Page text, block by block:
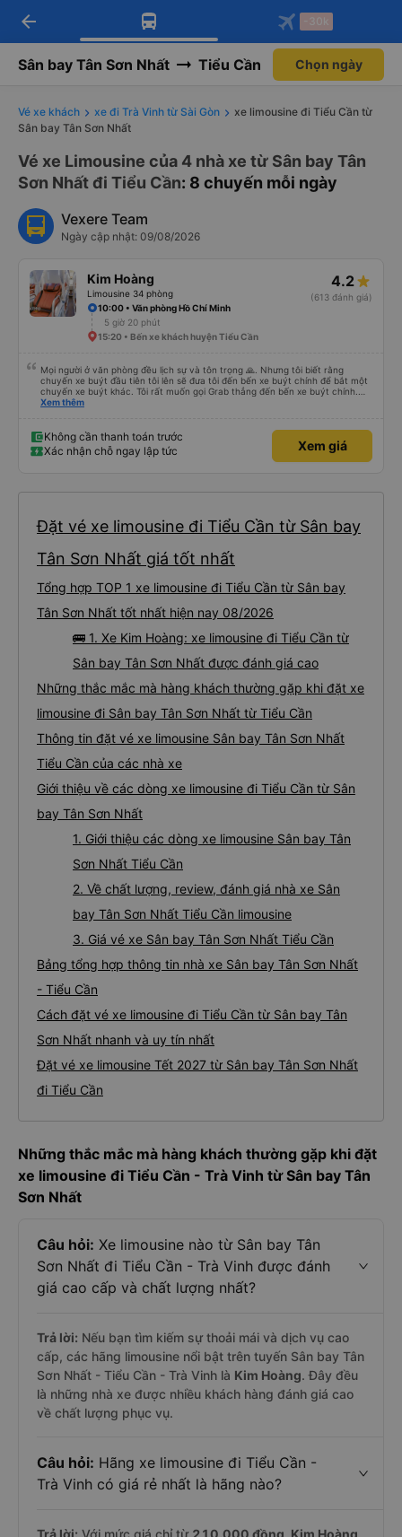
Tải app Vexere ngay!
Nhận ưu đãi thành viên độc
Mở app
Tải app Vexere
-30k/ghế khi đặt vé máy bay qua
Mở app
arrow_back -30k
Sân bay Tân Sơn Nhất Tiểu Cần Chọn ngày
Vé xe khách xe đi Trà Vinh từ Sài Gòn
xe limousine đi Tiểu Cần từ
Sân bay Tân Sơn Nhất
Vé xe Limousine của 4 nhà xe từ Sân bay Tân
Sơn Nhất đi Tiểu Cần: 8 chuyến mỗi ngày
Vexere Team
Ngày cập nhật: 09/08/2026
Kim Hoàng
Limousine 34 phòng
4.2
(613 đánh giá)
10:00 • Văn phòng Hồ Chí Minh
5 giờ 20 phút
15:20 • Bến xe khách huyện Tiểu Cần
Mọi người ở văn phòng đều lịch sự và tôn trọng 🙏. Nhưng tôi biết rằng
chuyến xe buýt đầu tiên tôi lên sẽ đưa tôi đến bến xe buýt chính để bắt một
chuyến xe buýt khác. Tôi rất muốn gọi Grab thẳng đến bến xe buýt chính.
Điều đó sẽ giúp tôi không phải mang vác hành lý nhiều lần. Ngoài ra, xe buýt
Xem thêm
Không cần thanh toán trước
Xác nhận chỗ ngay lập tức
Xem giá
Đặt vé xe limousine đi Tiểu Cần từ Sân bay
Tân Sơn Nhất giá tốt nhất
Tổng hợp TOP 1 xe limousine đi Tiểu Cần từ Sân bay
Tân Sơn Nhất tốt nhất hiện nay 08/2026
🚌 1. Xe Kim Hoàng: xe limousine đi Tiểu Cần từ
Sân bay Tân Sơn Nhất được đánh giá cao
Những thắc mắc mà hàng khách thường gặp khi đặt xe
limousine đi Sân bay Tân Sơn Nhất từ Tiểu Cần
Thông tin đặt vé xe limousine Sân bay Tân Sơn Nhất
Tiểu Cần của các nhà xe
Giới thiệu về các dòng xe limousine đi Tiểu Cần từ Sân
bay Tân Sơn Nhất
1. Giới thiệu các dòng xe limousine Sân bay Tân
Sơn Nhất Tiểu Cần
2. Về chất lượng, review, đánh giá nhà xe Sân
bay Tân Sơn Nhất Tiểu Cần limousine
3. Giá vé xe Sân bay Tân Sơn Nhất Tiểu Cần
Bảng tổng hợp thông tin nhà xe Sân bay Tân Sơn Nhất
- Tiểu Cần
Cách đặt vé xe limousine đi Tiểu Cần từ Sân bay Tân
Sơn Nhất nhanh và uy tín nhất
Đặt vé xe limousine Tết 2027 từ Sân bay Tân Sơn Nhất
đi Tiểu Cần
Những thắc mắc mà hàng khách thường gặp khi đặt
xe limousine đi Tiểu Cần - Trà Vinh từ Sân bay Tân
Sơn Nhất
Câu hỏi: Xe limousine nào từ Sân bay Tân
Sơn Nhất đi Tiểu Cần - Trà Vinh được đánh
giá cao cấp và chất lượng nhất?
Trả lời: Nếu bạn tìm kiếm sự thoải mái và dịch vụ cao
cấp, các hãng limousine nổi bật trên tuyến Sân bay Tân
Sơn Nhất - Tiểu Cần - Trà Vinh là Kim Hoàng. Đây đều
là những nhà xe được nhiều khách hàng đánh giá cao
về chất lượng phục vụ.
Câu hỏi: Hãng xe limousine đi Tiểu Cần -
Trà Vinh có giá rẻ nhất là hãng nào?
Trả lời: Với mức giá chỉ từ 210.000 đồng, Kim Hoàng